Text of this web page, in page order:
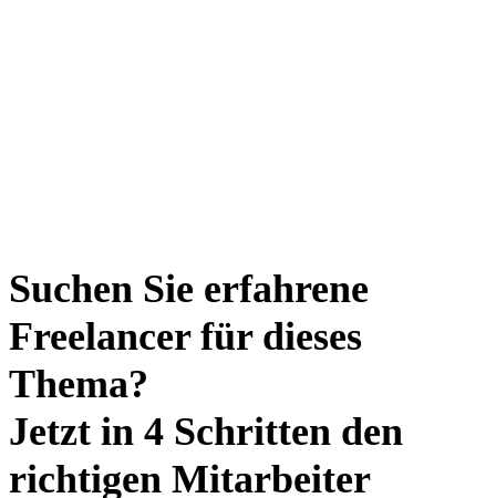
Suchen Sie erfahrene
Freelancer für dieses
Thema?
Jetzt in 4 Schritten den
richtigen Mitarbeiter